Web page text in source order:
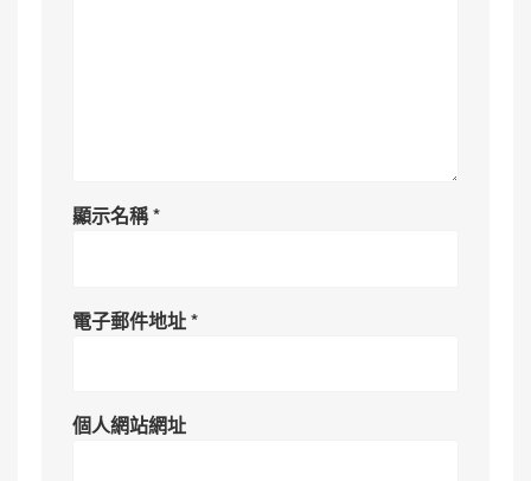
顯示名稱*
電子郵件地址*
個人網站網址